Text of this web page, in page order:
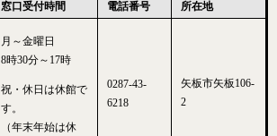
窓口受付時間 電話番号 所在地
月～金曜日
8時30分～17時
祝・休日は休館で
す。
（年末年始は休
0287-43-
6218
矢板市矢板106-
2